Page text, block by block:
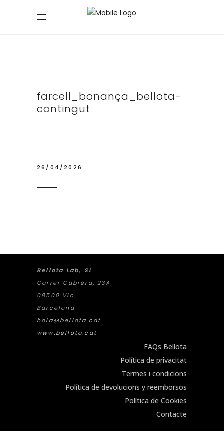
farcell_bonança_bellota-
contingut
26/04/2026
Bellota Lab, SL
Carrer Cabrera, 23A
08500 Vic
Barcelona
hola@bellota.cat
www.bellota.cat
FAQs Bellota
Política de privacitat
Termes i condicions
Política de devolucions y reemborsos
Política de Cookies
Contacte